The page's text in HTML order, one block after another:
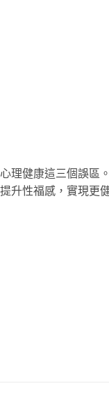
理健康這三個誤區
升性福感，實現更